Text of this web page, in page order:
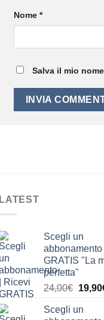
Nome *
Salva il mio
LATEST
Scegli un
GRATIS "La
perfetta"
24,00€ Il
19,90
Scegli un